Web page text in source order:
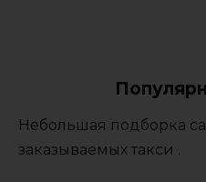
Небольшая подборка
заказываемых такси .